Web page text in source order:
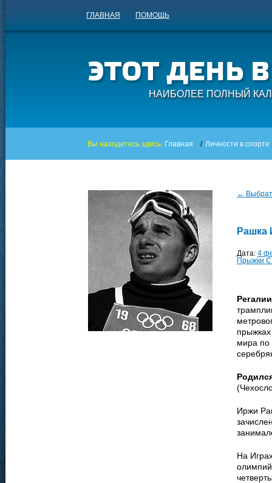
ГЛАВНАЯ ПОМОЩЬ
НАИБОЛЕЕ ПОЛНЫЙ
Вы находитесь здесь: Главная / Личности в спорте
←
Рашка
Дата: 4
Прыжки
мира по
Иржи
На